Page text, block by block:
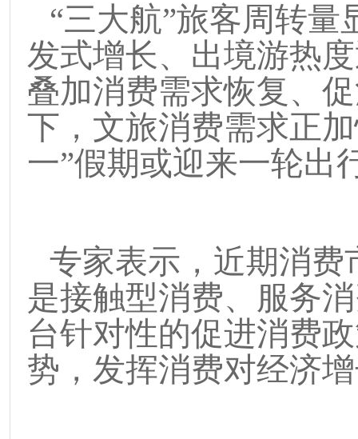
“三大航”旅客周转量
发式增长、出境游热
叠加消费需求恢复、
下，文旅消费需求正
一”假期或迎来一轮出
专家表示，近期消
是接触型消费、服务
台针对性的促进消费
势，发挥消费对经济